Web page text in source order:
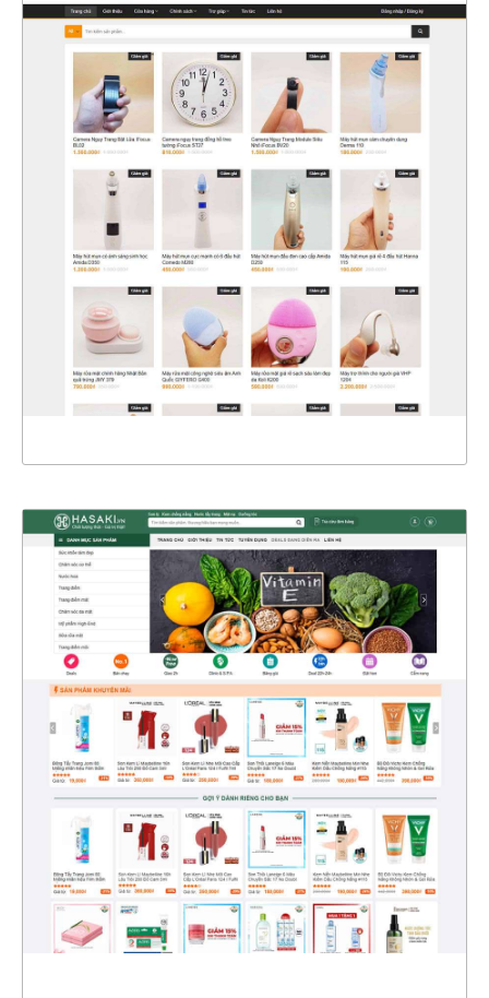
4742
CHI TIẾT
XEM THỰC TẾ
4709
CHI TIẾT
XEM THỰC TẾ